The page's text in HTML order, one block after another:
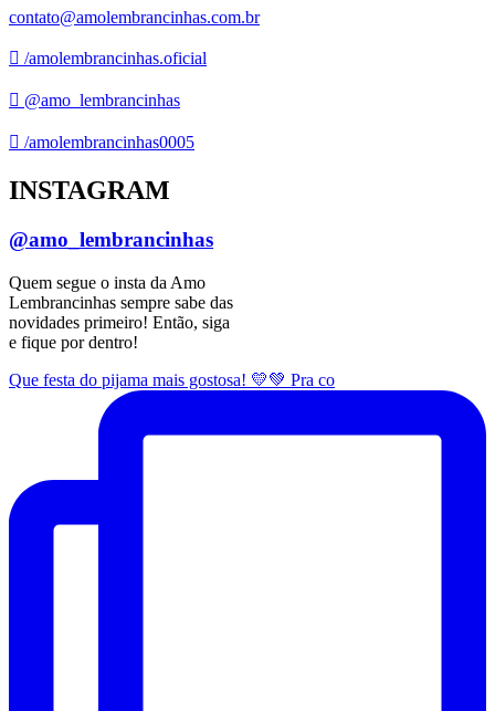
contato@amolembrancinhas.com.br
/amolembrancinhas.oficial
@amo_lembrancinhas
/amolembrancinhas0005
INSTAGRAM
@amo_lembrancinhas
Quem segue o insta da Amo
Lembrancinhas sempre sabe das
novidades primeiro! Então, siga
e fique por dentro!
Que festa do pijama mais gostosa! 💛💚 Pra co